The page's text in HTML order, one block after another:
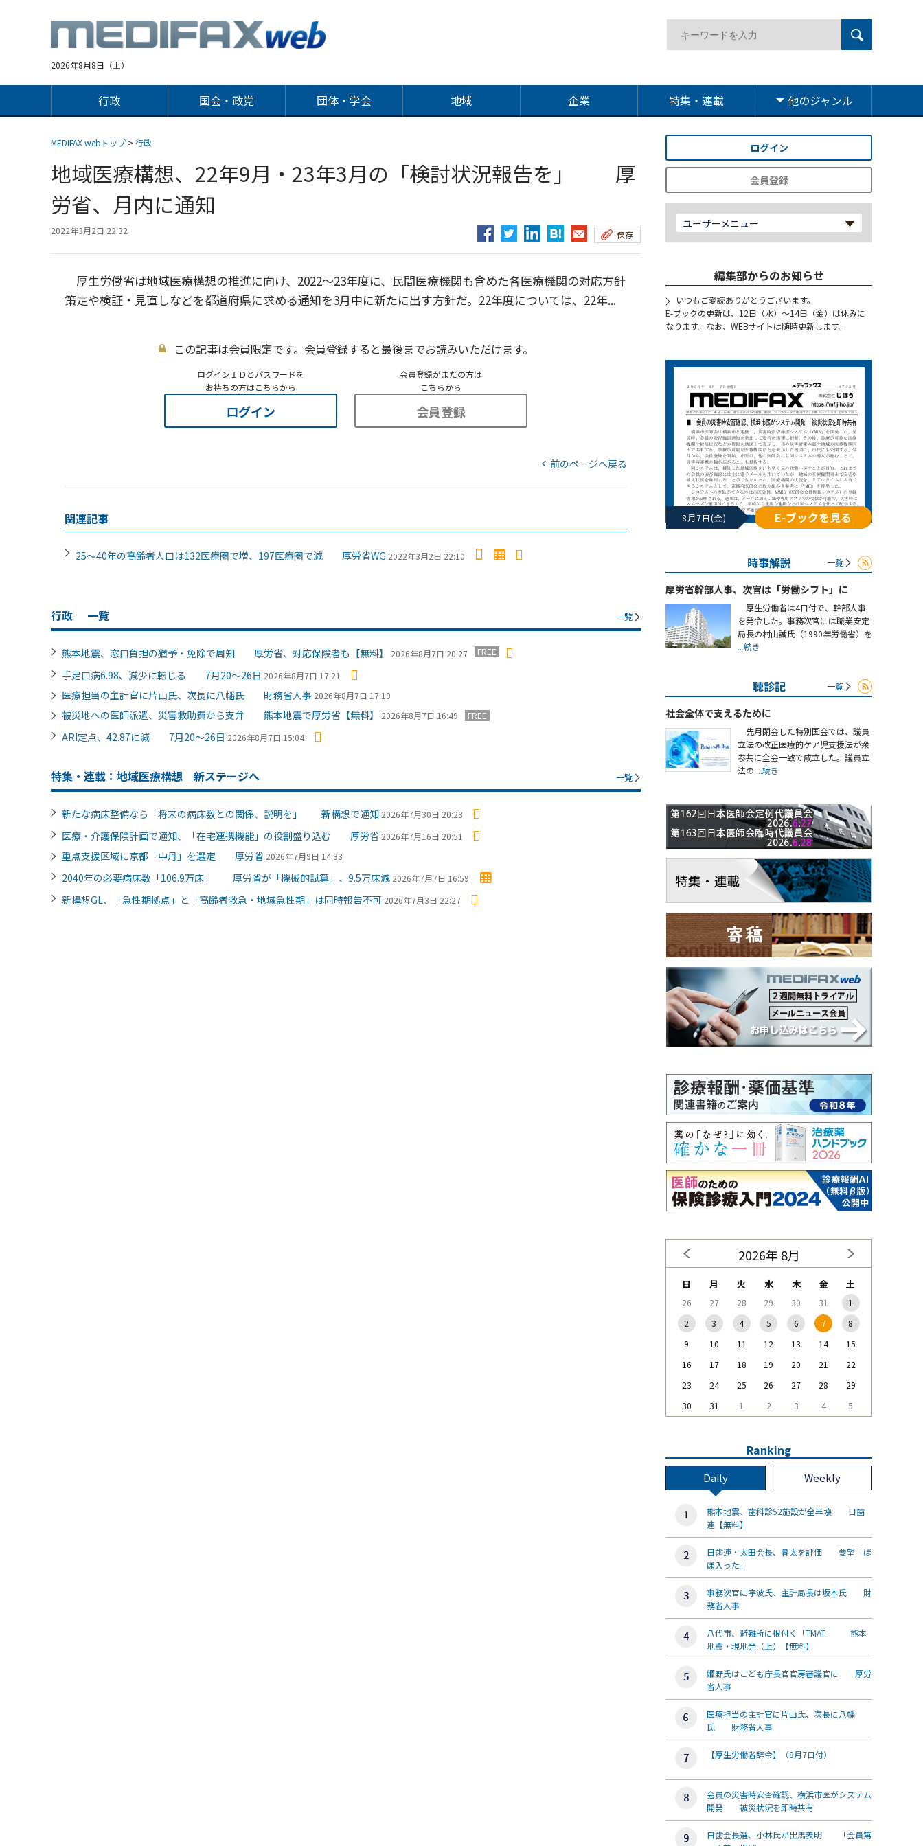
2026年8月8日（土）
行政 国会・政党 団体・学会 地域 企業 特集・連載 他のジャンル
MEDIFAX webトップ > 行政
地域医療構想、22年9月・23年3月の「検討状況報告を」 厚
労省、月内に通知
2022年3月2日 22:32 保存
厚生労働省は地域医療構想の推進に向け、2022～23年度に、民間医療機関も含めた各医療機関の対応方針
策定や検証・見直しなどを都道府県に求める通知を3月中に新たに出す方針だ。22年度については、22年...
この記事は会員限定です。会員登録すると最後までお読みいただけます。
ログインＩＤとパスワードを
お持ちの方はこちらから
ログイン
会員登録がまだの方は
こちらから
会員登録
前のページへ戻る
関連記事
25～40年の高齢者人口は132医療圏で増、197医療圏で減 厚労省WG 2022年3月2日 22:10
行政 一覧 一覧
熊本地震、窓口負担の猶予・免除で周知 厚労省、対応保険者も【無料】 2026年8月7日 20:27 FREE
手足口病6.98、減少に転じる 7月20～26日 2026年8月7日 17:21
医療担当の主計官に片山氏、次長に八幡氏 財務省人事 2026年8月7日 17:19
被災地への医師派遣、災害救助費から支弁 熊本地震で厚労省【無料】 2026年8月7日 16:49 FREE
ARI定点、42.87に減 7月20～26日 2026年8月7日 15:04
特集・連載：地域医療構想 新ステージへ 一覧
新たな病床整備なら「将来の病床数との関係、説明を」 新構想で通知 2026年7月30日 20:23
医療・介護保険計画で通知、「在宅連携機能」の役割盛り込む 厚労省 2026年7月16日 20:51
重点支援区域に京都「中丹」を選定 厚労省 2026年7月9日 14:33
2040年の必要病床数「106.9万床」 厚労省が「機械的試算」、9.5万床減 2026年7月7日 16:59
新構想GL、「急性期拠点」と「高齢者救急・地域急性期」は同時報告不可 2026年7月3日 22:27
ログイン
会員登録
ユーザーメニュー
編集部からのお知らせ
いつもご愛読ありがとうございます。
E-ブックの更新は、12日（水）～14日（金）は休みに
なります。なお、WEBサイトは随時更新します。
8月7日(金) E-ブックを見る
時事解説 一覧
厚労省幹部人事、次官は「労働シフト」に
厚生労働省は4日付で、幹部人事
を発令した。事務次官には職業安定
局長の村山誠氏（1990年労働省）を
...続き
聴診記 一覧
社会全体で支えるために
先月閉会した特別国会では、議員
立法の改正医療的ケア児支援法が衆
参共に全会一致で成立した。議員立
法の ...続き
2026年 8月
日 月 火 水 木 金 土
26 27 28 29 30 31
1
2
3 4 5 6 7
8
9
10 11 12 13 14
15
16
17 18 19 20 21
22
23
24 25 26 27 28
29
30
31 1 2 3 4 5
Ranking
Daily Weekly
熊本地震、歯科診52施設が全半壊 日歯
連【無料】
日歯連・太田会長、骨太を評価 要望「ほ
ぼ入った」
事務次官に宇波氏、主計局長は坂本氏 財
務省人事
八代市、避難所に根付く「TMAT」 熊本
地震・現地発（上）【無料】
姫野氏はこども庁長官官房審議官に 厚労
省人事
医療担当の主計官に片山氏、次長に八幡
氏 財務省人事
【厚生労働省辞令】（8月7日付）
会員の災害時安否確認、横浜市医がシステム
開発 被災状況を即時共有
日歯会長選、小林氏が出馬表明 「会員第